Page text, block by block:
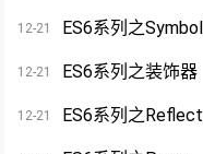
12-21 ES6系列之Symbol
12-21 ES6系列之装饰器
12-21 ES6系列之Reflect